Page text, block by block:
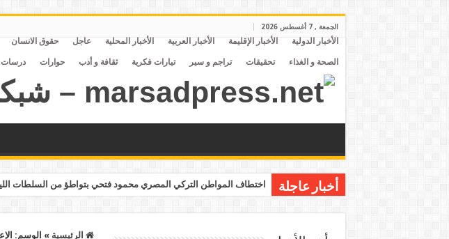
الجمعة , 7 أغسطس 2026
الأخبار الدولية الأخبار الإقليمة الأخبار العربية الأخبار المحلية عاجل حقوق الانسان
الصحة و الغذاء تحقيقات تراجم و سير تيارات فكرية ثقافة و أدب حوارات درسات
أخبار عاجلة اختطاف المواطن التركي المصري محمود فتحي بتواطؤ من السلطات
الرئيسية » الوسم: